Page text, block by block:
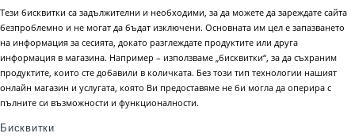
Тези бисквитки са задължителни и необходими, за да можете да зареждате сайта
безпроблемно и не могат да бъдат изключени. Основната им цел е запазването
на информация за сесията, докато разглеждате продуктите или друга
информация в магазина. Например – използваме „бисквитки“, за да съхраним
продуктите, които сте добавили в количката. Без този тип технологии нашият
онлайн магазин и услугата, която Ви предоставяме не би могла да оперира с
пълните си възможности и функционалности.
Бисквитки